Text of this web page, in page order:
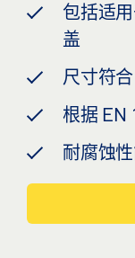
包括适
盖
尺寸符
根据 EN
耐腐蚀